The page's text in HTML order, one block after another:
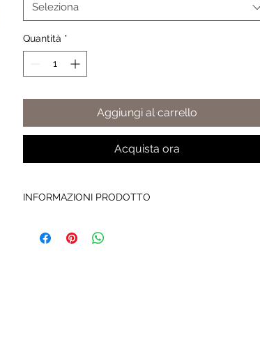
Seleziona
Quantità *
Aggiungi al carrello
Acquista ora
INFORMAZIONI PRODOTTO
progettati direttamente da noi. I materiali utilizzati